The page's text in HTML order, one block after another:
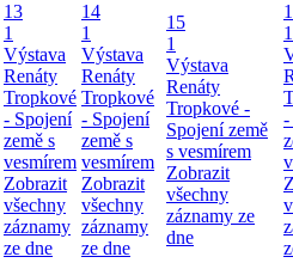
13
1
Výstava
Renáty
Tropkové
- Spojení
země s
vesmírem
Zobrazit
všechny
záznamy
ze dne
14
1
Výstava
Renáty
Tropkové
- Spojení
země s
vesmírem
Zobrazit
všechny
záznamy
ze dne
15
1
Výstava
Renáty
Tropkové -
Spojení země
s vesmírem
Zobrazit
všechny
záznamy ze
dne
1
-